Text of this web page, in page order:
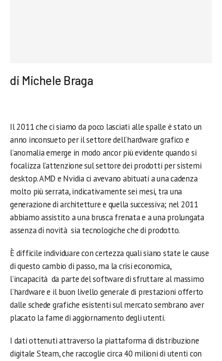
di Michele Braga
Il 2011 che ci siamo da poco lasciati alle spalle è stato un
anno inconsueto per il settore dell’hardware grafico e
l’anomalia emerge in modo ancor più evidente quando si
focalizza l’attenzione sul settore dei prodotti per sistemi
desktop. AMD e Nvidia ci avevano abituati a una cadenza
molto più serrata, indicativamente sei mesi, tra una
generazione di architetture e quella successiva; nel 2011
abbiamo assistito a una brusca frenata e a una prolungata
assenza di novità sia tecnologiche che di prodotto.
È difficile individuare con certezza quali siano state le cause
di questo cambio di passo, ma la crisi economica,
l’incapacità da parte del software di sfruttare al massimo
l’hardware e il buon livello generale di prestazioni offerto
dalle schede grafiche esistenti sul mercato sembrano aver
placato la fame di aggiornamento degli utenti.
I dati ottenuti attraverso la piattaforma di distribuzione
digitale Steam, che raccoglie circa 40 milioni di utenti con